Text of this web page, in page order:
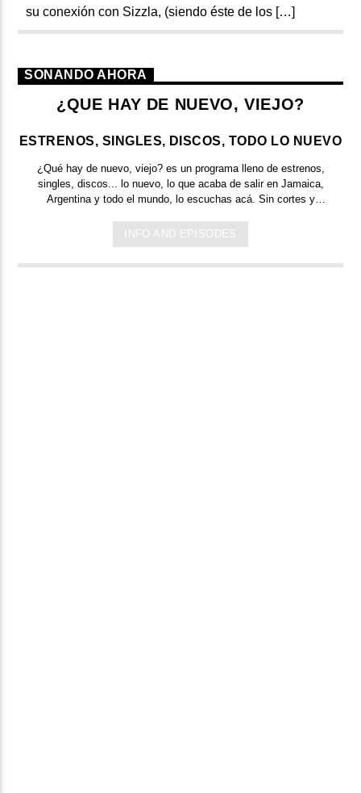
su conexión con Sizzla, (siendo éste de los […]
SONANDO AHORA
¿QUE HAY DE NUEVO, VIEJO?
ESTRENOS, SINGLES, DISCOS, TODO LO NUEVO
¿Qué hay de nuevo, viejo?es un programa lleno de estrenos,
singles, discos... lo nuevo, lo que acaba de salir enJamaica,
Argentina y todo el mundo, lo escuchas acá. Sin cortes y
INFO AND EPISODES